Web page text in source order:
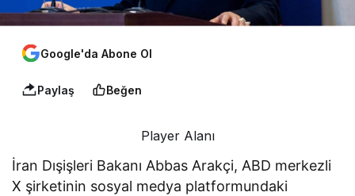
Google'da Abone Ol
Paylaş Beğen
Player Alanı
İran Dışişleri Bakanı Abbas Arakçi, ABD merkezli
X şirketinin sosyal medya platformundaki